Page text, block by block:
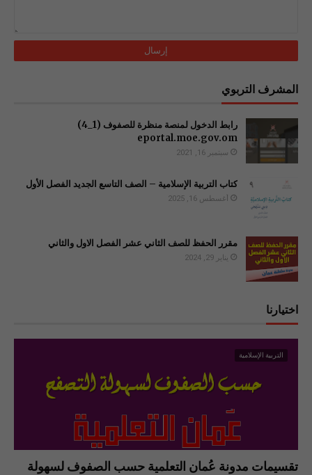
المشرف التربوي
رابط الدخول لمنصة منظرة للصفوف (1_4)
سبتمبر 16, 2021
كتاب التربية الإسلامية – الصف التاسع الجديد الفصل الأول
أغسطس 16, 2025
مقرر الحفظ للصف الثاني عشر الفصل الاول والثاني
يناير 29, 2024
اختيارنا
التربية الإسلامية
تقسيمات مدونة عُمان التعلمية حسب الصفوف لسهولة